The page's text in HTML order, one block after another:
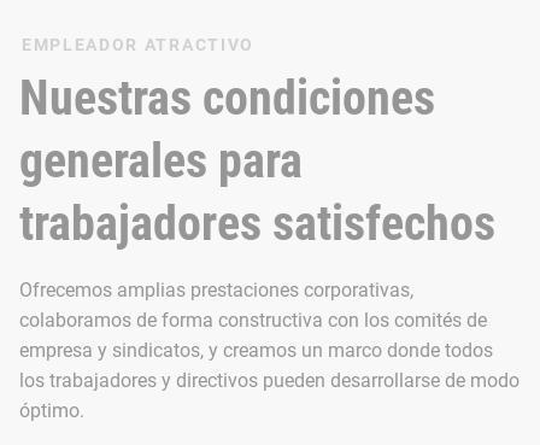
EMPLEADOR ATRACTIVO
Nuestras condiciones
generales para
trabajadores satisfechos
Ofrecemos amplias prestaciones corporativas,
colaboramos de forma constructiva con los comités de
empresa y sindicatos, y creamos un marco donde todos
los trabajadores y directivos pueden desarrollarse de modo
óptimo.